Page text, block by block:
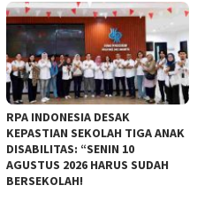
RPA INDONESIA DESAK
KEPASTIAN SEKOLAH TIGA ANAK
DISABILITAS: “SENIN 10
AGUSTUS 2026 HARUS SUDAH
BERSEKOLAH!